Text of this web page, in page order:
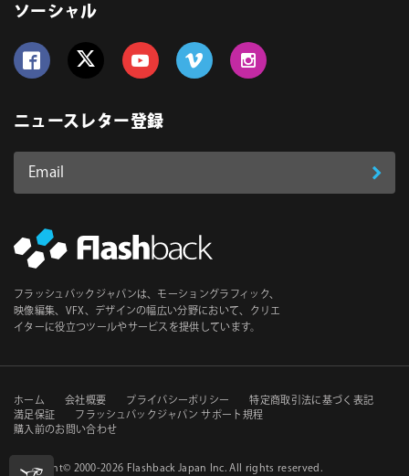
ソーシャル
ニュースレター登録
Email
ス
必
須
登
フラッシュバックジャパンは、モーショングラフィック、
映像編集、VFX、デザインの幅広い分野において、クリエ
イターに役立つツールやサービスを提供しています。
セ
カ
ホーム 会社概要 プライバシーポリシー
特定商取引法に基づく表記
満足保証
フラッシュバックジャパン サポート規程
購入前のお問い合わせ
Copyright© 2000-2026 Flashback Japan Inc. All rights reserved.